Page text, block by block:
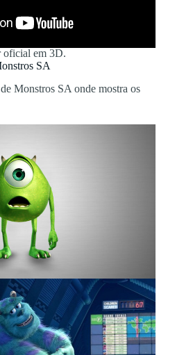
oficial em 3D.
SA
Monstros SA onde mostra os